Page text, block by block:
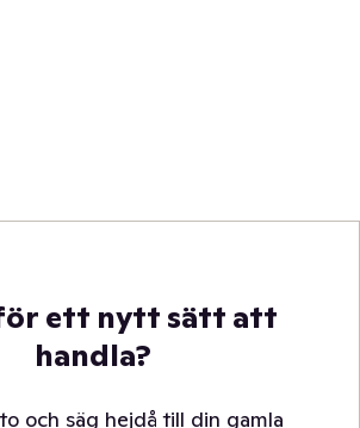
ett nytt sätt att
handla?
och säg hejdå till din gamla